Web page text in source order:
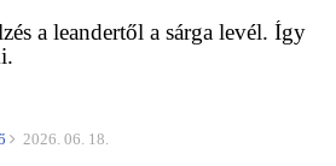
a leandertől a sárga levél. Így
2026. 06. 18.